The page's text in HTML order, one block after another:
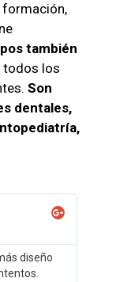
formación,
también
todos los
Son
dentales,
diseño